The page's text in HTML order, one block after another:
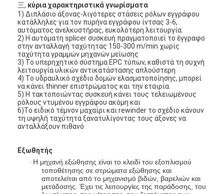
Προϊόντα
Περίπου εμείς
三, κύρια χαρακτηριστικά γνωρίσματα
1) Διπλάσιο άξονας-λιγότερες στάσεις ρόλων εγγράφου
κατάλληλες για τον πυρήνα εγγράφου ίντσας 3-6,
αυτόματος ανελκυστήρας, ευκολότερη λειτουργία.
2) Η αυτόματη splicer συσκευή πραγματοποιεί το έγγραφο
στην ανταλλαγή ταχύτητας 150-300 m/min χωρίς
ταχύτητα γραμμών μηχανών μείωσης
3) Το υπερηχητικό σύστημα EPC τύπων, καθιστά τη συχνή
λειτουργία υλικών αντικατάστασης απλούστερη
4) Το υδραυλικό σχέδιο δομών ελασματοποίησης, μπορεί
να κάνει thinner επιστρώματος και την εταιρία.
5) Η τακτοποιώντας συσκευή κάνει τους τελειωμένους
ρόλους ντυμένου εγγράφου ακόμη και
6)Το ειδικό τέμνον μαχαίρι και rewinder το σχέδιο κάνουν
τη υψηλή ταχύτητα ξανατυλίγοντας τους άξονες να
ανταλλάξουν πιθανό
Εξωθητής
· Η μηχανή εξώθησης είναι το κλειδί του εξοπλισμού
τοποθέτησης σε στρώματα εξώθησης και
αποτελείται από το μηχανισμό βιδών, βαρελιών και
μετάδοσης. Έχει τις λειτουργίες της παράδοσης, του